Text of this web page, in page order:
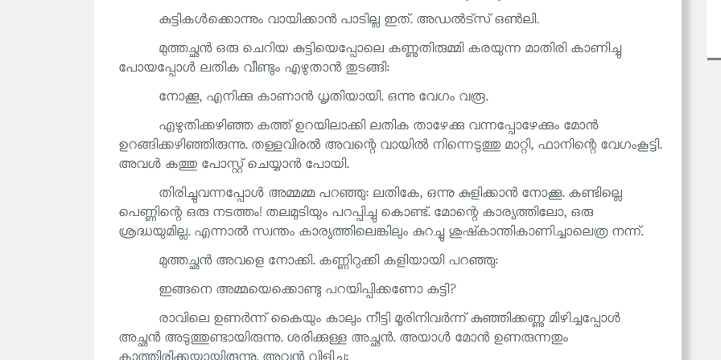
കുട്ടികൾക്കൊന്നും വായിക്കാൻ പാടില്ല ഇത്. അഡൽട്‌സ് ഒൺലി.
മുത്തച്ഛൻ ഒരു ചെറിയ കുട്ടിയെപ്പോലെ കണ്ണുതിരുമ്മി കരയുന്ന മാതിരി കാണിച്ചു
പോയപ്പോൾ ലതിക വീണ്ടും എഴുതാൻ തുടങ്ങി:
നോക്കൂ, എനിക്കു കാണാൻ ധൃതിയായി. ഒന്നു വേഗം വരൂ.
എഴുതിക്കഴിഞ്ഞ കത്ത് ഉറയിലാക്കി ലതിക താഴേക്കു വന്നപ്പോഴേക്കും മോൻ
ഉറങ്ങിക്കഴിഞ്ഞിരുന്നു. തള്ളവിരൽ അവന്റെ വായിൽ നിന്നെടുത്തു മാറ്റി, ഫാനിന്റെ വേഗംകൂട്ടി.
അവൾ കത്തു പോസ്റ്റ് ചെയ്യാൻ പോയി.
തിരിച്ചുവന്നപ്പോൾ അമ്മമ്മ പറഞ്ഞു: ലതികേ, ഒന്നു കുളിക്കാൻ നോക്കൂ. കണ്ടില്ലെ
പെണ്ണിന്റെ ഒരു നടത്തം! തലമുടിയും പറപ്പിച്ചു കൊണ്ട്. മോന്റെ കാര്യത്തിലോ, ഒരു
ശ്രദ്ധയുമില്ല. എന്നാൽ സ്വന്തം കാര്യത്തിലെങ്കിലും കുറച്ചു ശുഷ്‌കാന്തികാണിച്ചാലെത്ര നന്ന്.
മുത്തച്ഛൻ അവളെ നോക്കി. കണ്ണിറുക്കി കളിയായി പറഞ്ഞു:
ഇങ്ങനെ അമ്മയെക്കൊണ്ടു പറയിപ്പിക്കണോ കുട്ടി?
രാവിലെ ഉണർന്ന് കൈയും കാലും നീട്ടി മൂരിനിവർന്ന് കുഞ്ഞിക്കണ്ണു മിഴിച്ചപ്പോൾ
അച്ഛൻ അടുത്തുണ്ടായിരുന്നു. ശരിക്കുള്ള അച്ഛൻ. അയാൾ മോൻ ഉണരുന്നതും